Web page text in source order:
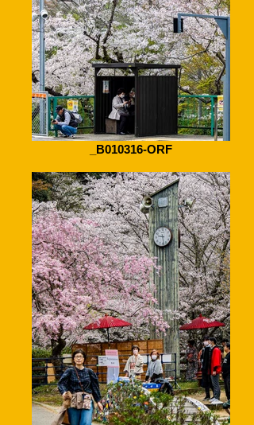
_B010316-ORF